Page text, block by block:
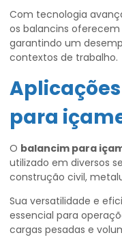
Com tecnologia
os balancins
garantindo um
contextos de trabalho.
para
O balancim para
utilizado em diversos
construção civil,
Sua versatilidade e
essencial para
cargas pesadas e